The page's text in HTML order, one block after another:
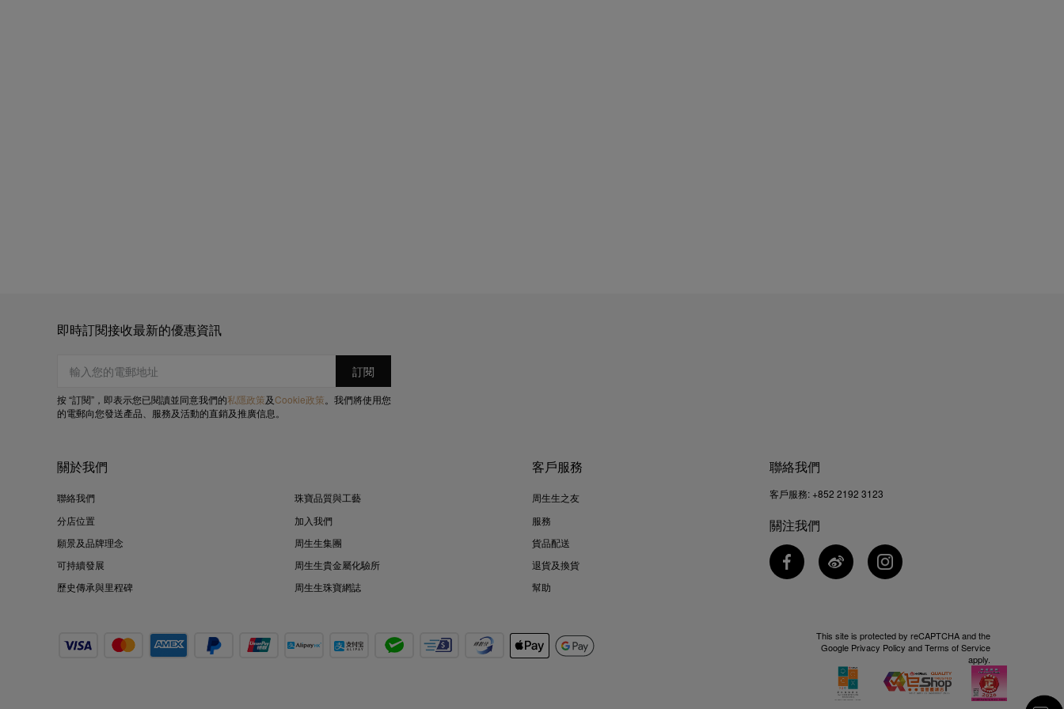
即時訂閱接收最新的優惠資訊
按 “訂閱”，即表示您已閱讀並同意我們的私隱政策及Cookie政策。我們將使用您
的電郵向您發送產品、服務及活動的直銷及推廣信息。
關於我們
聯絡我們
分店位置
願景及品牌理念
可持續發展
歷史傳承與里程碑
珠寶品質與工藝
加入我們
周生生集團
周生生貴金屬化驗所
周生生珠寶網誌
客戶服務
周生生之友
服務
貨品配送
退貨及換貨
幫助
聯絡我們
客戶服務: +852 2192 3123
關注我們
This site is protected by reCAPTCHA and the
Google Privacy Policy andTerms of Service
apply.